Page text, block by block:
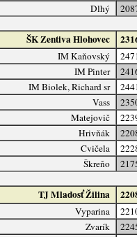
Dlhý
ŠK Zentiva Hlohovec
IM Kaňovský
IM Pinter
IM Biolek, Richard sr
Vass
Matejovič
Hrivňák
Cvičela
Škreňo
TJ Mladosť Žilina
Vyparina
Zvarík